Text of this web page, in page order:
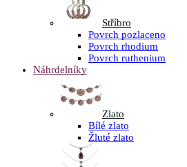
Stříbro
Povrch pozlaceno
Povrch rhodium
Povrch ruthenium
Náhrdelníky
Zlato
Bílé zlato
Žluté zlato